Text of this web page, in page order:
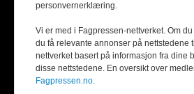
personvernerklæring.
Vi er med i Fagpressen-nettverket. Om du
du få relevante annonser på nettstedene
nettverket basert på informasjon fra dine
disse nettstedene. En oversikt over
Fagpressen.no.